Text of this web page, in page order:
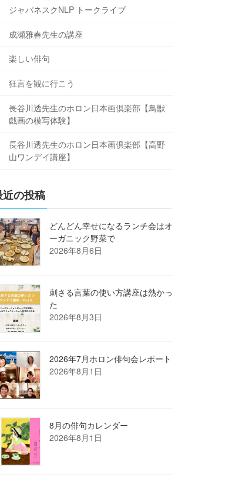
ジャパネスクNLP トークライブ
成瀬雅春先生の講座
楽しい俳句
狂言を観に行こう
長谷川透先生のホロン日本画倶楽部【鳥獣
戯画の模写体験】
長谷川透先生のホロン日本画倶楽部【高野
山ワンデイ講座】
近の投稿
どんどん幸せになるランチ会はオ
ーガニック野菜で
2026年8月6日
刺さる言葉の使い方講座は熱かっ
た
2026年8月3日
2026年7月ホロン俳句会レポート
2026年8月1日
8月の俳句カレンダー
2026年8月1日